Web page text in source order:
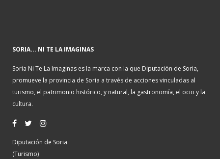
SORIA... NI TE LA IMAGINAS
Soria Ni Te La Imaginas es la marca con la que Diputación de Soria,
promueve la provincia de Soria a través de acciones vinculadas al
turismo, el patrimonio histórico, y natural, la gastronomía, el ocio y la
cultura.
Diputación de Soria
(Turismo)